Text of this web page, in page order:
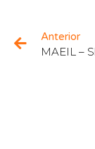
Anterior